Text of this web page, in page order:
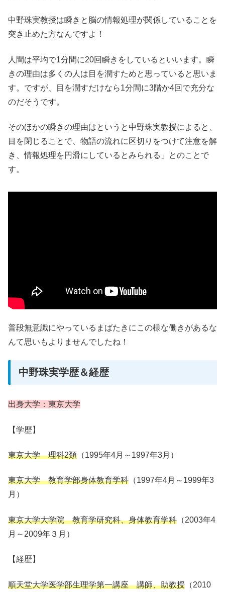
中野珠実教授は瞬きと脳の情報処理が関係していることを
突き止めた方なんですよ！
人間は平均で1分間に20回瞬きをしているといいます。瞬
きの理由は多くの人は目を潤すためと思っていると思いま
す。ですが、目を潤すだけなら1分間に3階か4回で充分な
のだそうです。
そのほかの瞬きの理由はというと中野珠実教授によると、
目を閉じることで、物語の流れに区切りをつけて注意を解
き、情報処理を円滑にしているとみられる」とのことで
す。
普段無意識にやっているまばたきにこの様な働きがあるな
んて思いもよりませんでしたね！
中野珠実学歴＆経歴
出身大学：東京大学
【学歴】
東京大学 理科2類 （1995年4月～1997年3月）
東京大学 教育学部身体教育学科 （1997年4月～1999年3
月）
東京大学大学院 教育学研究科、身体教育学科 （2003年4
月～2009年３月）
【経歴】
順天堂大学医学部生理学第一講座講師、助教授 （2010